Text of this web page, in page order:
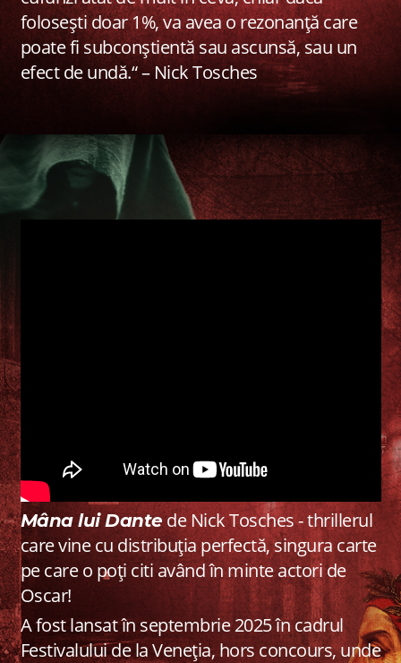
folosești doar 1%, va avea o rezonanță care
poate fi subconștientă sau ascunsă, sau un
efect de undă.“ – Nick Tosches
Mâna lui Dantede Nick Tosches - thrillerul
care vine cu distribuția perfectă, singura carte
pe care o poți citi având în minte actori de
Oscar!
A fost lansat în septembrie 2025 în cadrul
Festivalului de la Veneția, hors concours, unde